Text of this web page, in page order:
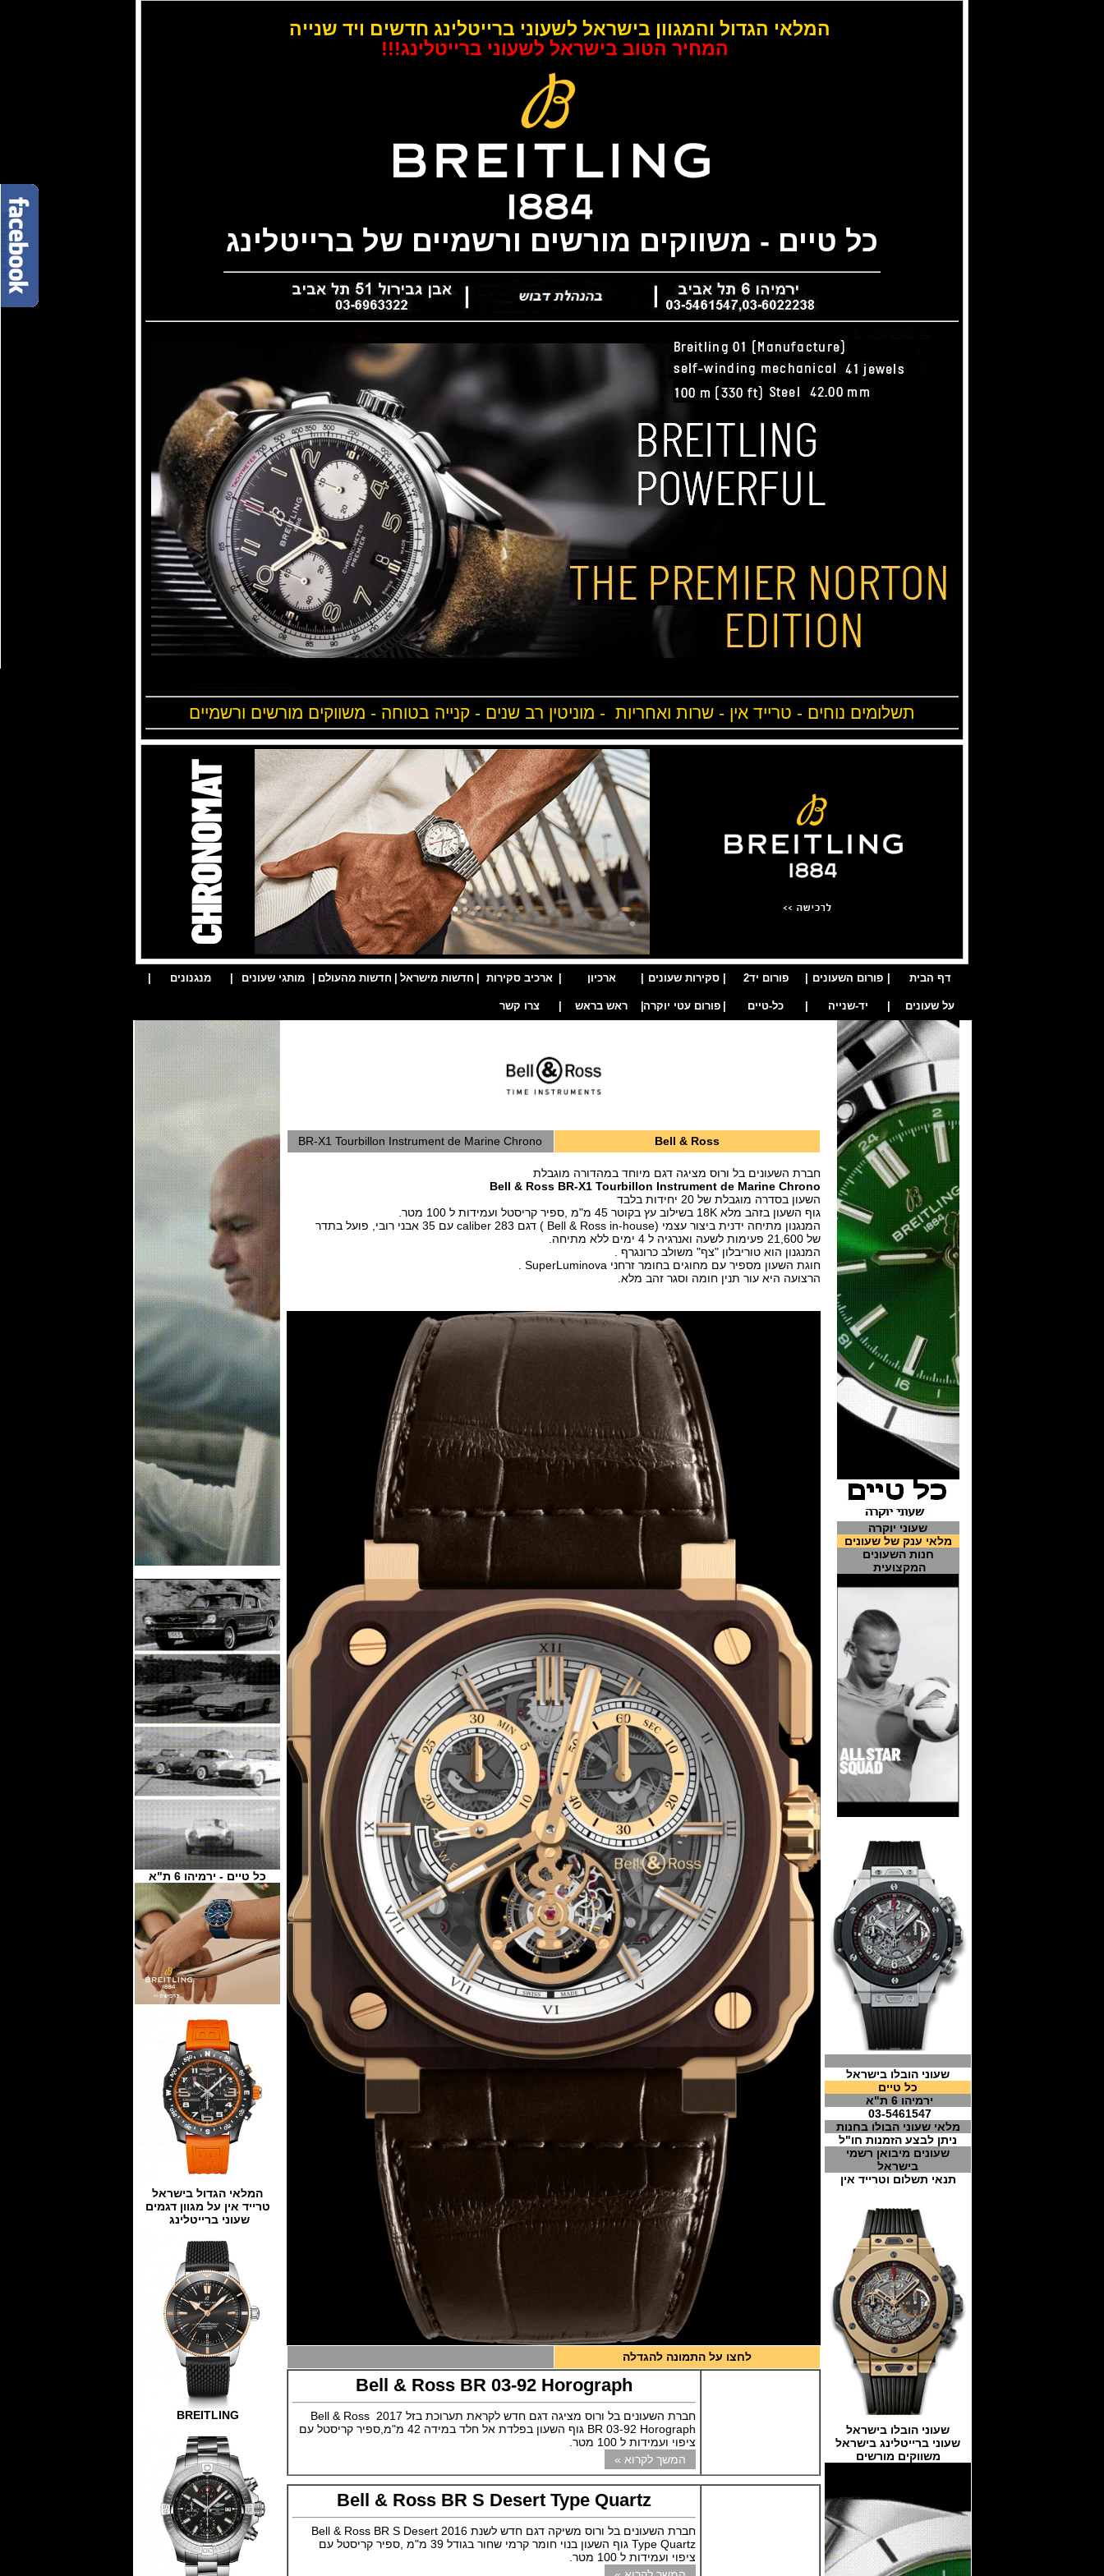
המלאי הגדול והמגוון בישראל לשעוני ברייטלינג חדשים ויד שנייה
המחיר הטוב בישראל לשעוני ברייטלינג!!!
כל טיים - משווקים מורשים ורשמיים של ברייטלינג
תשלומים נוחים - טרייד אין - שרות ואחריות - מוניטין רב שנים - קנייה בטוחה - משווקים מורשים ורשמיים
דף הבית פורום השעונים פורום יד2 סקירות שעונים ארכיון ארכיב סקירות חדשות מישראל חדשות מהעולם מותגי שעונים מנגנונים
על שעונים יד-שנייה כל-טיים פורום עטי יוקרה ראש בראש צרו קשר
שעוני יוקרה
מלאי ענק של שעונים
חנות השעונים
המקצועית
שעוני הובלו בישראל
כל טיים
ירמיהו 6 ת"א
03-5461547
מלאי שעוני הבולו בחנות
ניתן לבצע הזמנות חו"ל
שעונים מיבואן רשמי
בישראל
תנאי תשלום וטרייד אין
שעוני הובלו בישראל
שעוני ברייטלינג בישראל
משווקים מורשים
Bell & Ross
BR-X1 Tourbillon Instrument de Marine Chrono
חברת השעונים בל ורוס מציגה דגם מיוחד במהדורה מוגבלת
Bell & Ross BR-X1 Tourbillon Instrument de Marine Chrono
השעון בסדרה מוגבלת של 20 יחידות בלבד
גוף השעון בזהב מלא 18K בשילוב עץ בקוטר 45 מ"מ ,ספיר קריסטל ועמידות ל 100 מטר.
המנגנון מתיחה ידנית ביצור עצמי (Bell & Ross in-house ) דגם caliber 283 עם 35 אבני רובי, פועל בתדר
של 21,600 פעימות לשעה ואנרגיה ל 4 ימים ללא מתיחה.
המנגנון הוא טוריבלון "צף" משולב כרונגרף .
חוגת השעון מספיר עם מחוגים בחומר זרחני SuperLuminova .
הרצועה היא עור תנין חומה וסגר זהב מלא.
לחצו על התמונה להגדלה
Bell & Ross BR 03-92 Horograph
חברת השעונים בל ורוס מציגה דגם חדש לקראת תערוכת בזל 2017 Bell & Ross
BR 03-92 Horograph גוף השעון בפלדת אל חלד במידה 42 מ"מ,ספיר קריסטל עם
ציפוי ועמידות ל 100 מטר.
המשך לקרוא »
Bell & Ross BR S Desert Type Quartz
חברת השעונים בל ורוס משיקה דגם חדש לשנת 2016 Bell & Ross BR S Desert
Type Quartz גוף השעון בנוי חומר קרמי שחור בגודל 39 מ"מ ,ספיר קריסטל עם
ציפוי ועמידות ל 100 מטר.
כל טיים - ירמיהו 6 ת"א
המלאי הגדול בישראל
טרייד אין על מגוון דגמים
שעוני ברייטלינג
BREITLING